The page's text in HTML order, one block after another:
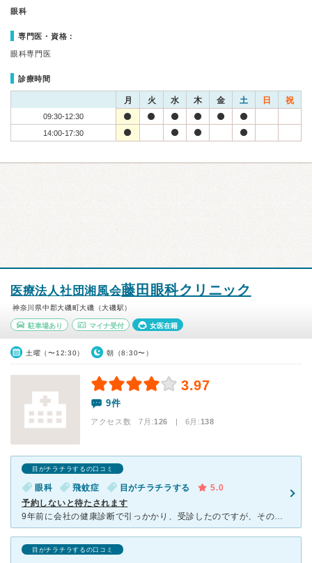
眼科
専門医・資格：
眼科専門医
診療時間
月 火 水 木 金 土 日 祝
09:30-12:30
14:00-17:30
医療法人社団湘風会藤田眼科クリニック
神奈川県中郡大磯町大磯（大磯駅）
駐車場あり マイナ受付 女医在籍
土曜（〜12:30） 朝（8:30〜）
3.97
9件
アクセス数 7月:126 | 6月:138
目がチラチラするの口コミ
眼科 飛蚊症 目がチラチラする
5.0
予約しないと待たされます
9年前に会社の健康診断で引っかかり、受診したのですが、その時は、予約なしで伺い2時間位掛かった記憶があり、今回は、あらかじめ予約して伺いました。 飛蚊症のデカいのが朝から２度ほど出現したので、網膜剥
目がチラチラするの口コミ